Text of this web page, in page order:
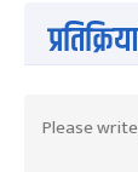
प्रतिक्रिया